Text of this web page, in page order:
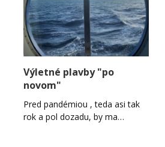
Výletné plavby "po
novom"
Pred pandémiou , teda asi tak
rok a pol dozadu, by ma…